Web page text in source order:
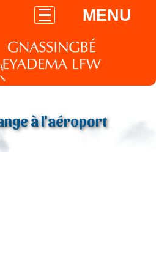
MENU
à l'aéroport